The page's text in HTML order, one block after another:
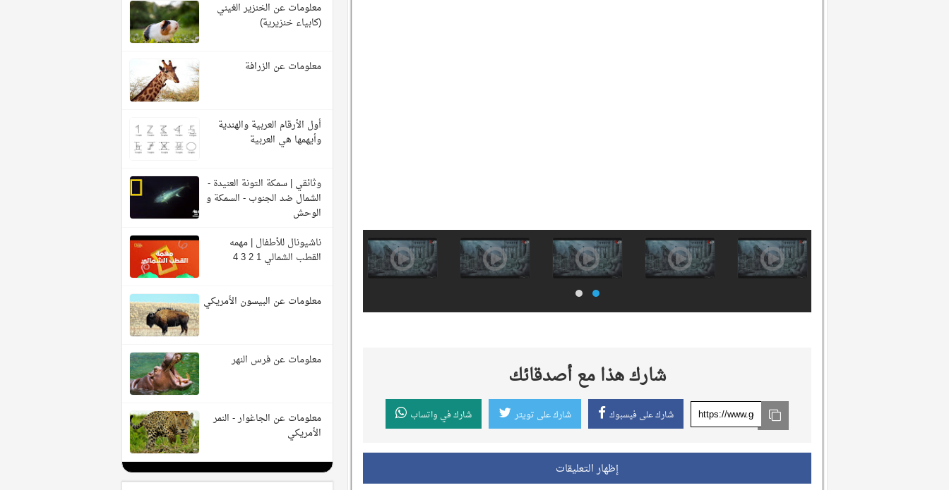
شارك هذا مع أصدقائك
شارك على فيسبوك شارك على تويتر شارك في واتساب
إظهار التعليقات
معلومات عن الخنزير الغيني
(كابياء خنزيرية)
معلومات عن الزرافة
أول الأرقام العربية والهندية
وأيهمها هي العربية
وثائقي | سمكة التونة العنيدة -
الشمال ضد الجنوب - السمكة و
الوحش
ناشيونال للأطفال | مهمه
القطب الشمالي 1 2 3 4
معلومات عن البيسون الأمريكي
معلومات عن فرس النهر
معلومات عن الجاغوار - النمر
الأمريكي